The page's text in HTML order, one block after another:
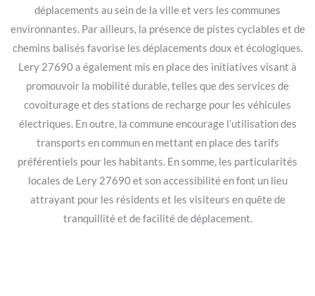
déplacements au sein de la ville et vers les communes
environnantes. Par ailleurs, la présence de pistes cyclables et de
chemins balisés favorise les déplacements doux et écologiques.
Lery 27690 a également mis en place des initiatives visant à
promouvoir la mobilité durable, telles que des services de
covoiturage et des stations de recharge pour les véhicules
électriques. En outre, la commune encourage l’utilisation des
transports en commun en mettant en place des tarifs
préférentiels pour les habitants. En somme, les particularités
locales de Lery 27690 et son accessibilité en font un lieu
attrayant pour les résidents et les visiteurs en quête de
tranquillité et de facilité de déplacement.